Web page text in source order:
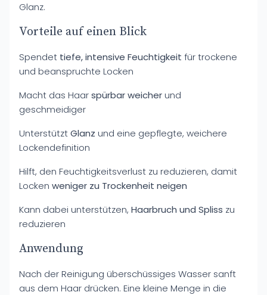
Glanz.
Vorteile auf einen Blick
Spendet tiefe, intensive Feuchtigkeit für trockene
und beanspruchte Locken
Macht das Haarspürbar weicherund
geschmeidiger
UnterstütztGlanz und eine gepflegte, weichere
Lockendefinition
Hilft, den Feuchtigkeitsverlust zu reduzieren, damit
Locken weniger zu Trockenheit neigen
Kann dabei unterstützen, Haarbruch und Spliss zu
reduzieren
Anwendung
Nach der Reinigung überschüssiges Wasser sanft
aus dem Haar drücken. Eine kleine Menge in die